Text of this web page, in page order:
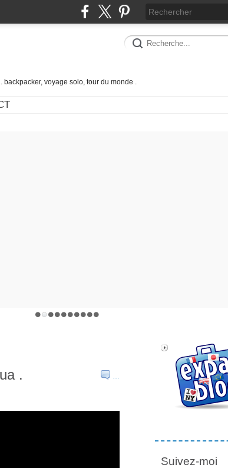
backpacker, voyage solo, tour du monde .
…
.
Suivez-moi